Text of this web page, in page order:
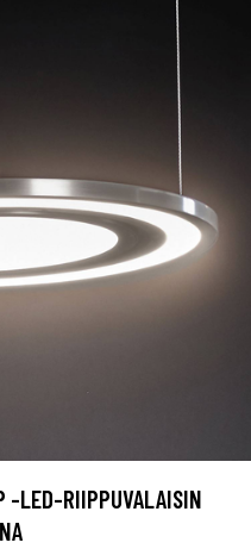
-LED-RIIPPUVALAISIN